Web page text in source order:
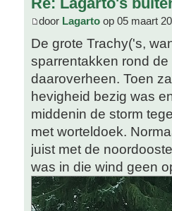
door Lagarto op 05 maart
De grote Trachy('s,
sparrentakken rond
daaroverheen. Toen
hevigheid bezig was
middenin de storm
met worteldoek.
juist met de
was in die wind geen